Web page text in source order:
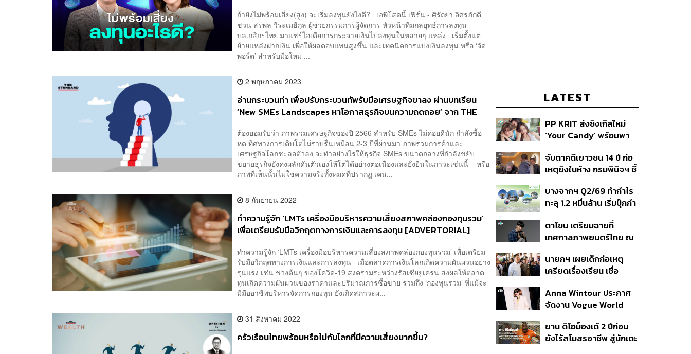
ถ้ายังไม่พร้อมเสี่ยง(สูง) จะเริ่มลงทุนยังไงดี? เอพิโสดนี้ เฟิร์น - ศิรัถยา อิศรภักดี
ชวน สรพล วีระเมธีกุล ผู้ช่วยกรรมการผู้จัดการ หัวหน้าทีมกลยุทธ์การลงทุน
บล.กสิกรไทย มาแชร์ไอเดียการกระจายเงินไปลงทุนในหลายๆ แหล่ง เริ่มตั้งแต่
ย้ายแหล่งฝากเงิน เพื่อให้ผลตอบแทนสูงขึ้น และเทคนิคการแบ่งเงินลงทุน หรือ ‘จัด
พอร์ต’ สำหรับมือใหม่ ...
2 พฤษภาคม 2023
อ่านกระบวนท่า เพื่อปรับกระบวนทัพรับมือเศรษฐกิจขาลง ผ่านบทเรียน
‘New SMEs Landscapes หาโอกาสธุรกิจบนความถดถอย’ จาก THE
ต้องยอมรับว่า ภาพรวมเศรษฐกิจของปี 2566 สำหรับ SMEs ไม่ค่อยดีนัก กำลังซื้อ
หด ทิศทางการเติบโตไม่ราบรื่นเหมือน 2-3 ปีที่ผ่านมา ภาพรวมการค้าและ
เศรษฐกิจโลกชะลอตัวลง จะทำอย่างไรให้ธุรกิจ SMEs ขนาดกลางที่กำลังขยับ
ขยายธุรกิจยังคงผลักดันตัวเองให้โตได้อย่างต่อเนื่องและยั่งยืนในภาวะเช่นนี้ หรือ
ภาพที่เห็นนั้นไม่ใช่ความจริงทั้งหมดที่ปรากฏ เคน...
8 กันยายน 2022
ทำความรู้จัก ‘LMTs เครื่องมือบริหารความเสี่ยงสภาพคล่องกองทุนรวม’
เพื่อเตรียมรับมือวิกฤตทางการเงินและการลงทุน [ADVERTORIAL]
ทำความรู้จัก ‘LMTs เครื่องมือบริหารความเสี่ยงสภาพคล่องกองทุนรวม’ เพื่อเตรียม
รับมือวิกฤตทางการเงินและการลงทุน เมื่อตลาดการเงินโลกเกิดความผันผวนอย่าง
รุนแรง เช่น ช่วงต้นๆ ของโควิด-19 สงครามระหว่างรัสเซียยูเครน ส่งผลให้ตลาด
ทุนเกิดความผันผวนของราคาและปริมาณการซื้อขาย รวมถึง ‘กองทุนรวม’ ที่แม้จะ
มีมืออาชีพบริหารจัดการกองทุน ยังเกิดสภาวะผ...
31 สิงหาคม 2022
ครัวเรือนไทยพร้อมหรือไม่กับโลกที่มีความเสี่ยงมากขึ้น?
LATEST
PP KRIT ส่งซิงเกิลใหม่
‘Your Candy’ พร้อมพา
สิกวิดีโอ
จับตาคดีเยาวชน 14 ปี ก่อ
เหตุยิงในห้าง กรมพินิจฯ ชี้
เนื่อง ประเมินปล่อยตัว
บางจากฯ Q2/69 ทำกำไร
ทะลุ 1.2 หมื่นล้าน เริ่มบุ๊กกำ
แรก หนุนรายได้ครึ่งปีทะลุ
3.2 แสนล้าน
ตาโขน เตรียมฉายที่
เทศกาลภาพยนตร์ไทย ณ
นายกฯ เผยเด็กก่อเหตุ
เครียดเรื่องเรียน เชื่อ
กระสุนอีกกว่า 30 นัด หาก
ไม่จบชีวิตตัวเองอาจสูญ
Anna Wintour ประกาศ
จัดงาน Vogue World
ยาน ดิโอม็องเด้ 2 ปีก่อน
ยังไร้สโมสรอาชีพ สู่นักเตะ